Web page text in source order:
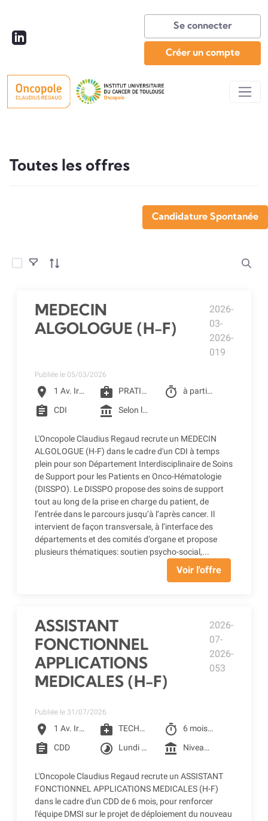
Se connecter
Créer un compte
Toutes les offres
Candidature Spontanée
Sélectionner les éléments
MEDECIN
ALGOLOGUE (H-F)
2026-
03-
2026-
019
Publiée le 05/03/2026
location_on 1 Av. Irène Joliot-Curie, Toulouse medical_services PRATICIEN DE CLCC timer à partir du 01/07/2026
assignment CDI account_balance Selon la grille de CLCC (selon profil) + CSE - Crèche d'entreprise - Restaurant d'entreprise - Remboursement des frais de transports (accessibilité bus + Teleo)
L'Oncopole Claudius Regaud recrute un MEDECIN
ALGOLOGUE (H-F) dans le cadre d'un CDI à temps
plein pour son Département Interdisciplinaire de Soins
de Support pour les Patients en Onco-Hématologie
(DISSPO). Le DISSPO propose des soins de support
tout au long de la prise en charge du patient, de
l’entrée dans le parcours jusqu’à l’après cancer. Il
intervient de façon transversale, à l’interface des
départements et des comités d’organe et propose
plusieurs thématiques: soutien psycho-social,...
Voir l'offre
ASSISTANT
FONCTIONNEL
APPLICATIONS
MEDICALES (H-F)
2026-
07-
2026-
053
Publiée le 31/07/2026
location_on 1 Av. Irène Joliot-Curie, Toulouse medical_services TECHNICIEN QUALIFIE timer 6 mois à partir du 01/09/2026
assignment CDD timelapse Lundi au vendredi account_balance Niveau 4F selon la grille conventionnelle des CLCC (2401.75€ Brut) + Prime SEGUR 1 + Reprise ancienneté
L'Oncopole Claudius Regaud recrute un ASSISTANT
FONCTIONNEL APPLICATIONS MEDICALES (H-F)
dans le cadre d'un CDD de 6 mois, pour renforcer
l'équipe DMSI sur le projet de déploiement du nouveau